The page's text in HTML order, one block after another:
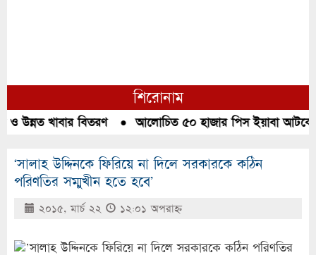
শিরোনাম
উন্নত খাবার বিতরণ●আলোচিত ৫০ হাজার পিস ইয়াবা আটকের
‘সালাহ উদ্দিনকে ফিরিয়ে না দিলে সরকারকে কঠিন
পরিণতির সম্মুখীন হতে হবে’
২০১৫, মার্চ ২২ ১২:০১ অপরাহ্ণ